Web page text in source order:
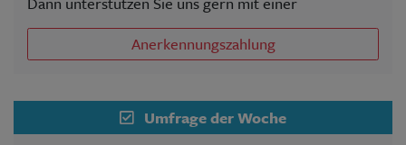
Anerkennungszahlung
Umfrage der Woche